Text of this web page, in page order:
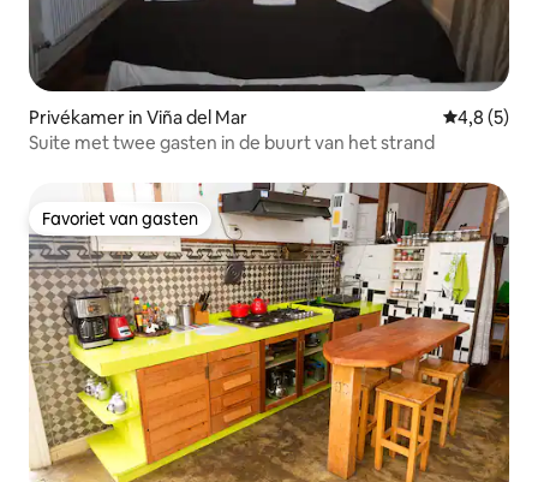
Privékamer in Viña del Mar
4,8 (5)
Suite met twee gasten in de buurt van het strand
Favoriet van gasten
Favoriet van gasten